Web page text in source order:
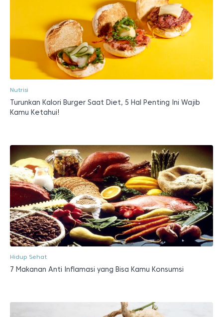
Nutrisi
Turunkan Kalori Burger Saat Diet, 5 Hal Penting Ini Wajib
Kamu Ketahui!
Hidup Sehat
7 Makanan Anti Inflamasi yang Bisa Kamu Konsumsi